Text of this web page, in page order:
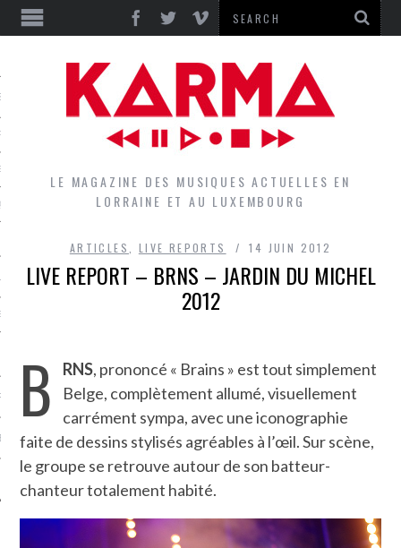
GROUPES DU LOCAL
LE MAGAZINE DES MUSIQUES ACTUELLES EN
LORRAINE ET AU LUXEMBOURG
ARTICLES LIVE REPORTS 14 JUIN 2012
LIVE REPORT – BRNS – JARDIN DU MICHEL
2012
B RNS, prononcé « Brains » est tout simplement
Belge, complètement allumé, visuellement
carrément sympa, avec une iconographie
faite de dessins stylisés agréables à l’œil. Sur scène,
le groupe se retrouve autour de son batteur-
chanteur totalement habité.